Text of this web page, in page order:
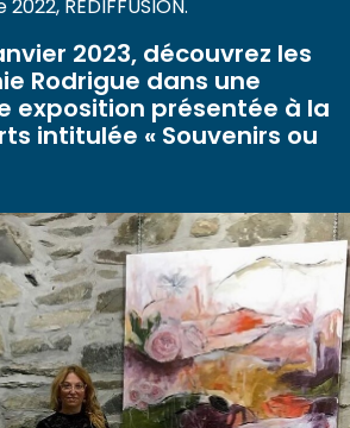
REDIFFUSION.
2023, découvrez les
Rodrigue dans une
exposition présentée à la
intitulée « Souvenirs ou